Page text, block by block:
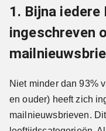
1. Bijna
ingeschreven
Niet minder dan 93%
en ouder) heeft zich
mailnieuwsbrieven.